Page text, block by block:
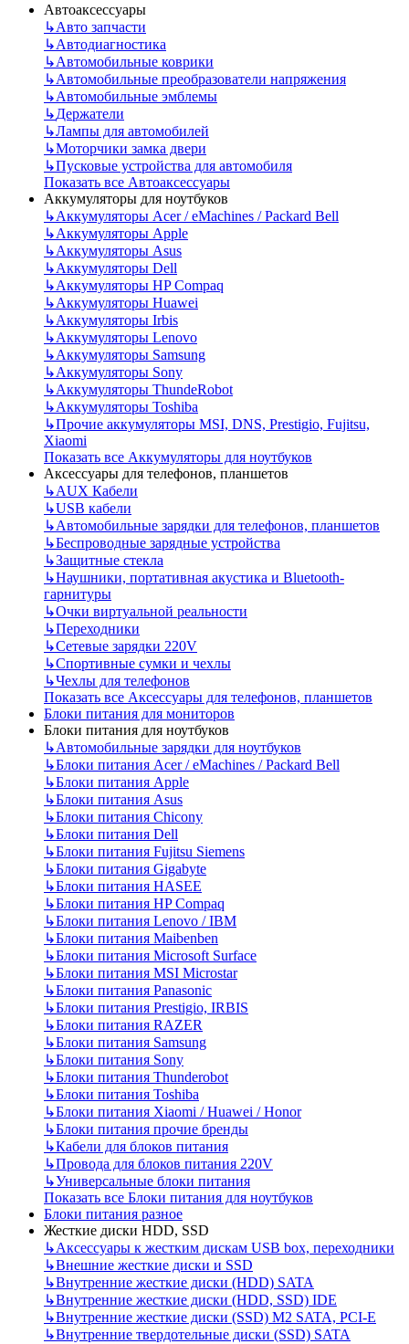
Автоаксессуары
↳Авто запчасти
↳Автодиагностика
↳Автомобильные коврики
↳Автомобильные преобразователи напряжения
↳Автомобильные эмблемы
↳Держатели
↳Лампы для автомобилей
↳Моторчики замка двери
↳Пусковые устройства для автомобиля
Показать все Автоаксессуары
Аккумуляторы для ноутбуков
↳Аккумуляторы Acer / eMachines / Packard Bell
↳Аккумуляторы Apple
↳Аккумуляторы Asus
↳Аккумуляторы Dell
↳Аккумуляторы HP Compaq
↳Аккумуляторы Huawei
↳Аккумуляторы Irbis
↳Аккумуляторы Lenovo
↳Аккумуляторы Samsung
↳Аккумуляторы Sony
↳Аккумуляторы ThundeRobot
↳Аккумуляторы Toshiba
↳Прочие аккумуляторы MSI, DNS, Prestigio, Fujitsu,
Xiaomi
Показать все Аккумуляторы для ноутбуков
Аксессуары для телефонов, планшетов
↳AUX Кабели
↳USB кабели
↳Автомобильные зарядки для телефонов, планшетов
↳Беспроводные зарядные устройства
↳Защитные стекла
↳Наушники, портативная акустика и Bluetooth-
гарнитуры
↳Очки виртуальной реальности
↳Переходники
↳Сетевые зарядки 220V
↳Спортивные сумки и чехлы
↳Чехлы для телефонов
Показать все Аксессуары для телефонов, планшетов
Блоки питания для мониторов
Блоки питания для ноутбуков
↳Автомобильные зарядки для ноутбуков
↳Блоки питания Acer / eMachines / Packard Bell
↳Блоки питания Apple
↳Блоки питания Asus
↳Блоки питания Chicony
↳Блоки питания Dell
↳Блоки питания Fujitsu Siemens
↳Блоки питания Gigabyte
↳Блоки питания HASEE
↳Блоки питания HP Compaq
↳Блоки питания Lenovo / IBM
↳Блоки питания Maibenben
↳Блоки питания Microsoft Surface
↳Блоки питания MSI Microstar
↳Блоки питания Panasonic
↳Блоки питания Prestigio, IRBIS
↳Блоки питания RAZER
↳Блоки питания Samsung
↳Блоки питания Sony
↳Блоки питания Thunderobot
↳Блоки питания Toshiba
↳Блоки питания Xiaomi / Huawei / Honor
↳Блоки питания прочие бренды
↳Кабели для блоков питания
↳Провода для блоков питания 220V
↳Универсальные блоки питания
Показать все Блоки питания для ноутбуков
Блоки питания разное
Жесткие диски HDD, SSD
↳Аксессуары к жестким дискам USB box, переходники
↳Внешние жесткие диски и SSD
↳Внутренние жесткие диски (HDD) SATA
↳Внутренние жесткие диски (HDD, SSD) IDE
↳Внутренние жесткие диски (SSD) M2 SATA, PCI-E
↳Внутренние твердотельные диски (SSD) SATA